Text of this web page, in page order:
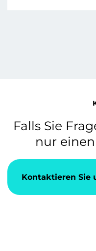
Falls Sie
nur
Kontaktieren Sie